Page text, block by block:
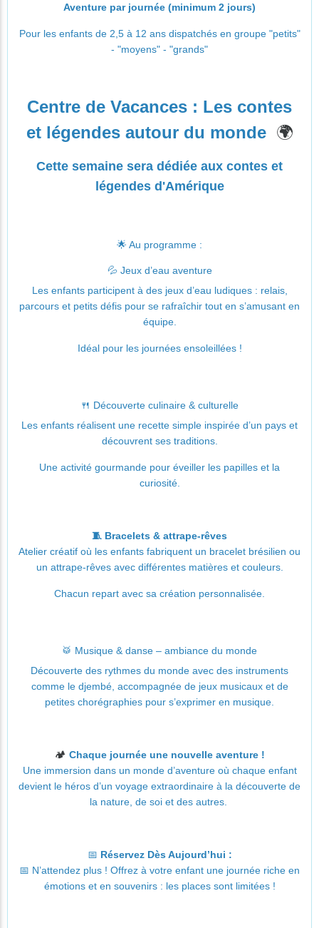
Aventure par journée (minimum 2 jours)
Pour les enfants de 2,5 à 12 ans dispatchés en groupe "petits"
- "moyens" - "grands"
Centre de Vacances : Les contes
et légendes autour du monde 🌍
Cette semaine sera dédiée aux contes et
légendes d'Amérique
🌟 Au programme :
💦 Jeux d’eau aventure
Les enfants participent à des jeux d’eau ludiques : relais,
parcours et petits défis pour se rafraîchir tout en s’amusant en
équipe.
Idéal pour les journées ensoleillées !
🍴 Découverte culinaire & culturelle
Les enfants réalisent une recette simple inspirée d’un pays et
découvrent ses traditions.
Une activité gourmande pour éveiller les papilles et la
curiosité.
🧵 Bracelets & attrape-rêves
Atelier créatif où les enfants fabriquent un bracelet brésilien ou
un attrape-rêves avec différentes matières et couleurs.
Chacun repart avec sa création personnalisée.
🥁 Musique & danse – ambiance du monde
Découverte des rythmes du monde avec des instruments
comme le djembé, accompagnée de jeux musicaux et de
petites chorégraphies pour s’exprimer en musique.
🏕️ Chaque journée une nouvelle aventure !
Une immersion dans un monde d’aventure où chaque enfant
devient le héros d’un voyage extraordinaire à la découverte de
la nature, de soi et des autres.
📅 Réservez Dès Aujourd’hui :
📅 N’attendez plus ! Offrez à votre enfant une journée riche en
émotions et en souvenirs : les places sont limitées !